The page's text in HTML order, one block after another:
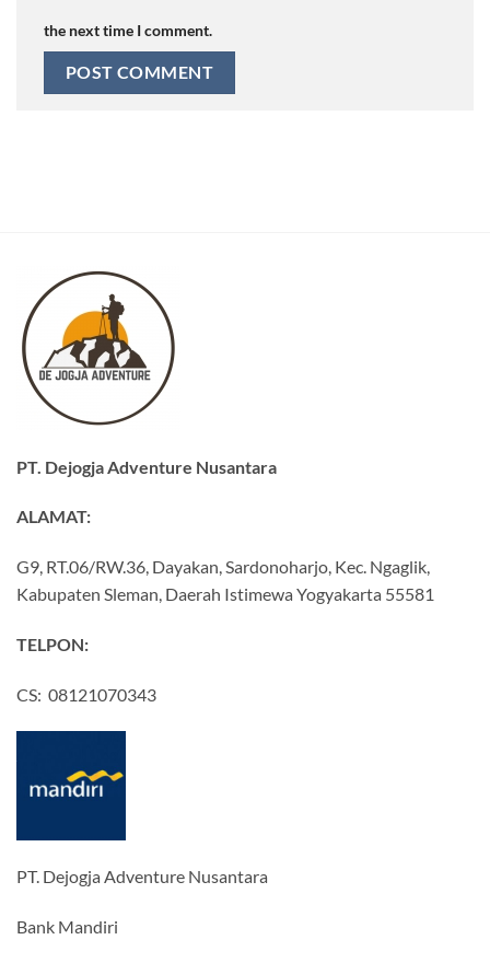
the next time I comment.
PT. Dejogja Adventure Nusantara
ALAMAT:
G9, RT.06/RW.36, Dayakan, Sardonoharjo, Kec. Ngaglik,
Kabupaten Sleman, Daerah Istimewa Yogyakarta 55581
TELPON:
CS: 08121070343
PT. Dejogja Adventure Nusantara
Bank Mandiri